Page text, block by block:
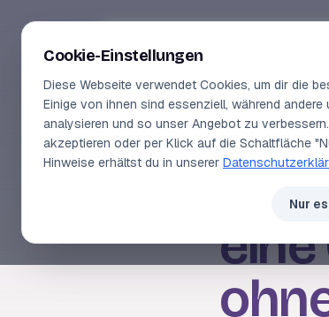
HÄUFIG
eine
Cookie-Einstellungen
Diese Webseite verwendet Cookies, um dir die
Einige von ihnen sind essenziell, während
analysieren und so unser Angebot zu
akzeptieren oder per Klick auf die Schaltfläche
Hinweise erhältst du in unserer
Nur